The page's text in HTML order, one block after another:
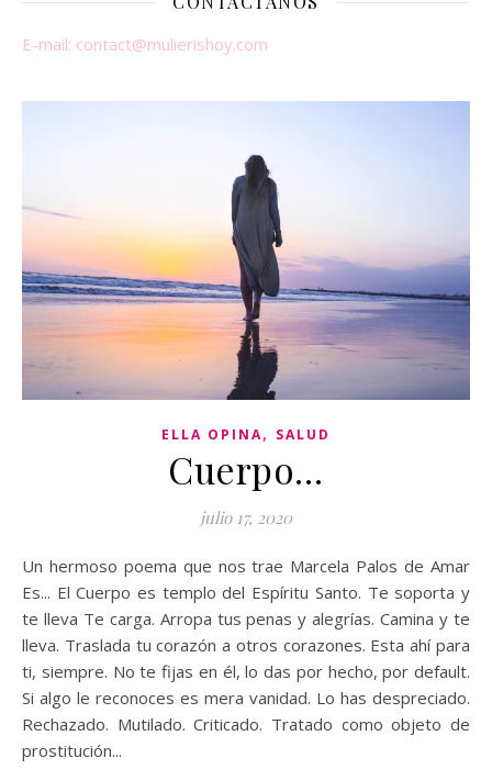
E-mail: contact@mulierishoy.com
ELLA OPINA, SALUD
Cuerpo…
julio 17, 2020
Un hermoso poema que nos trae Marcela Palos de Amar
Es... El Cuerpo es templo del Espíritu Santo. Te soporta y
te lleva Te carga. Arropa tus penas y alegrías. Camina y te
lleva. Traslada tu corazón a otros corazones. Esta ahí para
ti, siempre. No te fijas en él, lo das por hecho, por default.
Si algo le reconoces es mera vanidad. Lo has despreciado.
Rechazado. Mutilado. Criticado. Tratado como objeto de
prostitución...